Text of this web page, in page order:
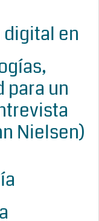
en
para un
Nielsen)